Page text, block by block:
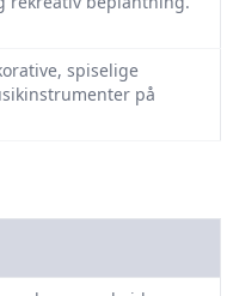
spiselige
på